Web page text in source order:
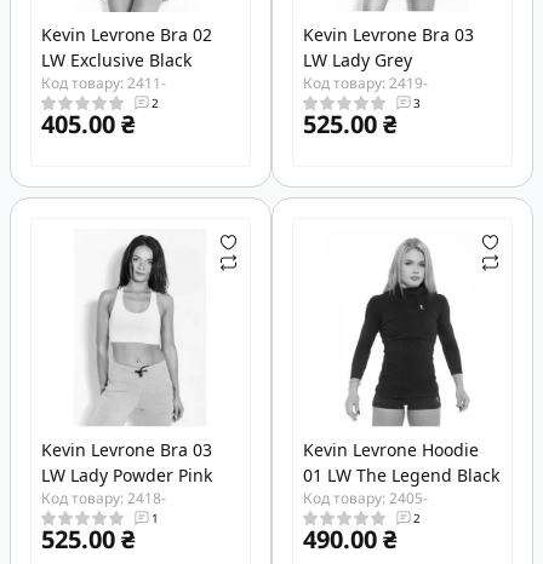
Kevin Levrone Bra 02
LW Exclusive Black
Код товару: 2411-
2
405.00 ₴
Kevin Levrone Bra 03
LW Lady Grey
Код товару: 2419-
3
525.00 ₴
Kevin Levrone Bra 03
LW Lady Powder Pink
Код товару: 2418-
1
525.00 ₴
Kevin Levrone Hoodie
01 LW The Legend Black
Код товару: 2405-
2
490.00 ₴